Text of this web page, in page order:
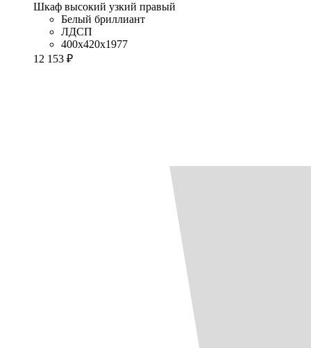
Шкаф высокий узкий правый
Белый бриллиант
ЛДСП
400x420x1977
12 153 ₽